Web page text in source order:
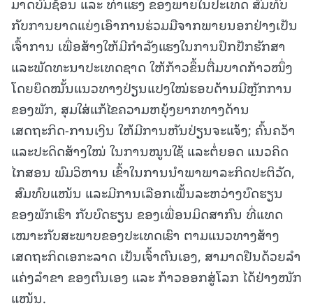
ກັບການຍາດແຍ່ງເອົາການຮ່ວມມືຈາກພາຍນອກຢ່າງເປັນ
ເຈົ້າການ ເພື່ອສ້າງໃຫ້ມີກຳລັງແຮງໃນການປົກປັກຮັກສາ
ແລະພັດທະນາປະເທດຊາດ ໃຫ້ກ້າວຂຶ້ນຕື່ມບາດກ້າວໜຶ່ງ
ໂດຍຍຶດໝັ້ນແນວທາງປ່ຽນແປງໃໝ່ຮອບດ້ານມີຫຼັກການ
ຂອງພັກ, ສຸມໃສ່ແກ້ໄຂຄວາມຫຍຸ້ງຍາກທາງດ້ານ
ເສດຖະກິດ-ການເງິນ ໃຫ້ມີການຫັນປ່ຽນຈະແຈ້ງ; ຄົ້ນຄວ້າ
ແລະປະດິດສ້າງໃໝ່ ໃນການໝູນໃຊ້ ແລະຕໍ່ຍອດ ແນວຄິດ
ໄກສອນ ພົມວິຫານ ເຂົ້າໃນການນໍາພາພາລະກິດປະຕິວັດ,
ສົມທົບແໜ້ນ ແລະມີການເລືອກເຟັ້ນລະຫວ່າງບົດຮຽນ
ຂອງພັກເຮົາ ກັບບົດຮຽນ ຂອງເພື່ອນມິດສາກົນ ທີ່ແທດ
ເໝາະກັບສະພາບຂອງປະເທດເຮົາ ຕາມແນວທາງສ້າງ
ເສດຖະກິດເອກະລາດ ເປັນເຈົ້າຕົນເອງ, ສາມາດຢືນດ້ວຍລໍາ
ແຄ່ງລໍາຂາ ຂອງຕົນເອງ ແລະ ກ້າວອອກສູ່ໂລກ ໄດ້ຢ່າງໜັກ
ແໜ້ນ.